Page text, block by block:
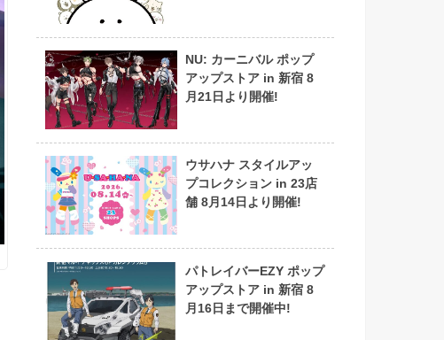
NU: カーニバル ポップ
アップストア in 新宿 8
月21日より開催!
ウサハナ スタイルアッ
プコレクション in 23店
舗 8月14日より開催!
パトレイバーEZY ポップ
アップストア in 新宿 8
月16日まで開催中!